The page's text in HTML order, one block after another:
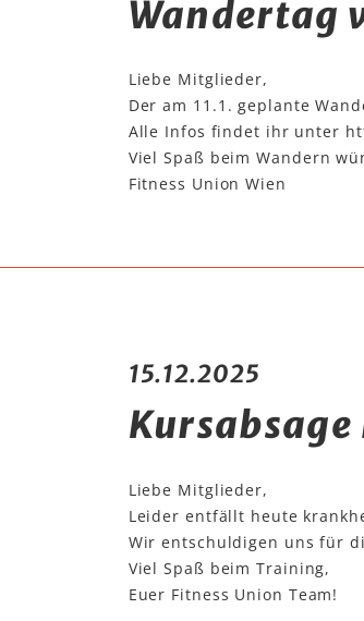
Wandertag
Liebe Mitglieder,
Der am 11.1. geplante
Alle Infos findet ihr unter
Viel Spaß beim Wandern
Fitness Union Wien
15.12.2025
Liebe Mitglieder,
Leider entfällt heute
Wir entschuldigen uns für
Viel Spaß beim Training,
Euer Fitness Union Team!